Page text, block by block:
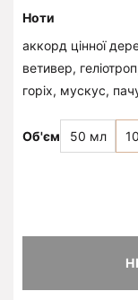
Ноти
аккорд цінної
ветивер,
горіх, мускус,
Об'єм 50 мл